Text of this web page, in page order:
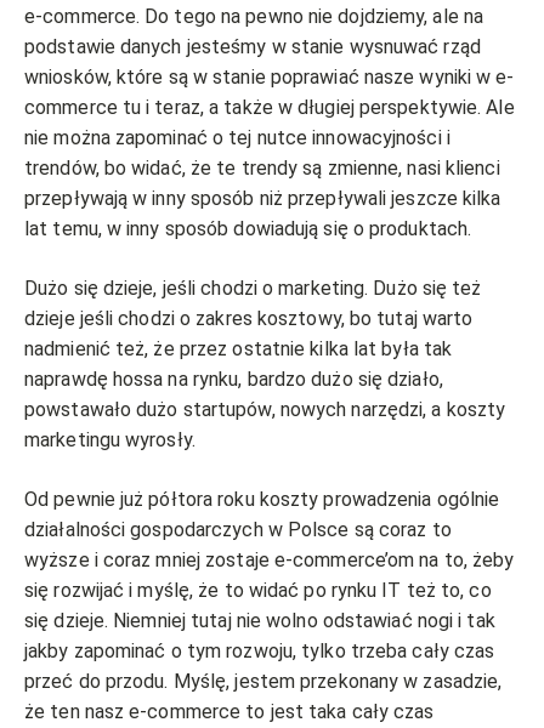
e-commerce. Do tego na pewno nie dojdziemy, ale na
podstawie danych jesteśmy w stanie wysnuwać rząd
wniosków, które są w stanie poprawiać nasze wyniki w e-
commerce tu i teraz, a także w długiej perspektywie. Ale
nie można zapominać o tej nutce innowacyjności i
trendów, bo widać, że te trendy są zmienne, nasi klienci
przepływają w inny sposób niż przepływali jeszcze kilka
lat temu, w inny sposób dowiadują się o produktach.
Dużo się dzieje, jeśli chodzi o marketing. Dużo się też
dzieje jeśli chodzi o zakres kosztowy, bo tutaj warto
nadmienić też, że przez ostatnie kilka lat była tak
naprawdę hossa na rynku, bardzo dużo się działo,
powstawało dużo startupów, nowych narzędzi, a koszty
marketingu wyrosły.
Od pewnie już półtora roku koszty prowadzenia ogólnie
działalności gospodarczych w Polsce są coraz to
wyższe i coraz mniej zostaje e-commerce’om na to, żeby
się rozwijać i myślę, że to widać po rynku IT też to, co
się dzieje. Niemniej tutaj nie wolno odstawiać nogi i tak
jakby zapominać o tym rozwoju, tylko trzeba cały czas
przeć do przodu. Myślę, jestem przekonany w zasadzie,
że ten nasz e-commerce to jest taka cały czas